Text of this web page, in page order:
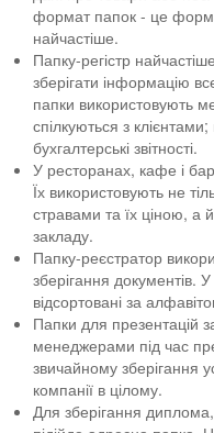
формат папок - це
найчастіше.
Папку-регістр
зберігати інформацію
папки використовують
спілкуються з
бухгалтерські звітності.
У ресторанах, кафе і
Їх використовують не
стравами та їх ціною, а
закладу.
Папку-реєстратор
зберігання документів. У
відсортовані за
Папки для презентацій
менеджерами під час
звичайному зберігання
компанії в цілому.
Для зберігання